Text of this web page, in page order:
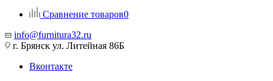
Сравнение товаров0
info@furnitura32.ru
г. Брянск ул. Литейная 86Б
Вконтакте